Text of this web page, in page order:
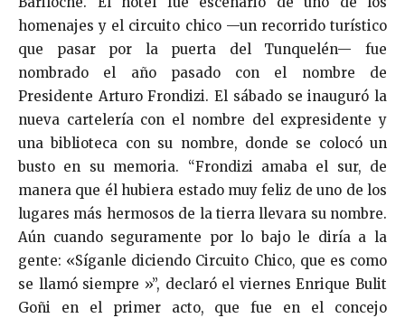
homenajes y el circuito chico —un recorrido turístico
que pasar por la puerta del Tunquelén— fue
nombrado el año pasado con el nombre de
Presidente Arturo Frondizi. El sábado se inauguró la
nueva cartelería con el nombre del expresidente y
una biblioteca con su nombre, donde se colocó un
busto en su memoria. “Frondizi amaba el sur, de
manera que él hubiera estado muy feliz de uno de los
lugares más hermosos de la tierra llevara su nombre.
Aún cuando seguramente por lo bajo le diría a la
gente: «Síganle diciendo Circuito Chico, que es como
se llamó siempre »”, declaró el viernes Enrique Bulit
Goñi en el primer acto, que fue en el concejo